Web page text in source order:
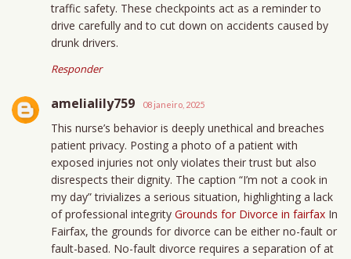
traffic safety. These checkpoints act as a reminder to
drive carefully and to cut down on accidents caused by
drunk drivers.
Responder
amelialily759 08 janeiro, 2025
This nurse’s behavior is deeply unethical and breaches
patient privacy. Posting a photo of a patient with
exposed injuries not only violates their trust but also
disrespects their dignity. The caption “I’m not a cook in
my day” trivializes a serious situation, highlighting a lack
of professional integrity Grounds for Divorce in fairfax In
Fairfax, the grounds for divorce can be either no-fault or
fault-based. No-fault divorce requires a separation of at